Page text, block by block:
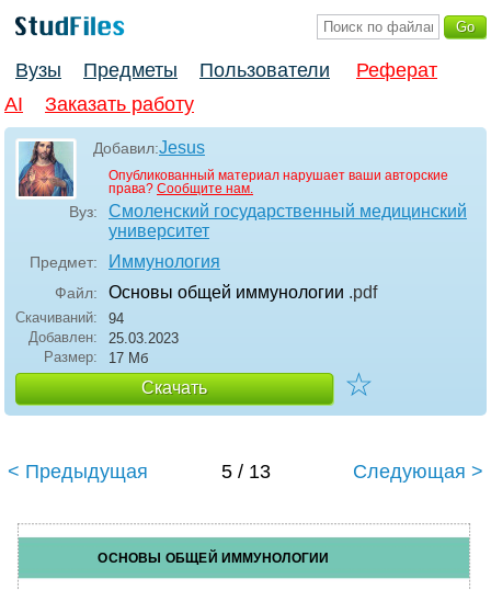
Вузы Предметы Пользователи
Реферат
AI
Заказать работу
Добавил:Jesus
Опубликованный материал нарушает ваши авторские
права? Сообщите нам.
Вуз:
Смоленский государственный медицинский
университет
Предмет: Иммунология
Файл: Основы общей иммунологии .pdf
Скачиваний:
94
Добавлен:
25.03.2023
Размер:
17 Мб
Скачать ☆
< Предыдущая 5 / 13 Следующая >
ОСНОВЫ ОБЩЕЙ ИММУНОЛОГИИ